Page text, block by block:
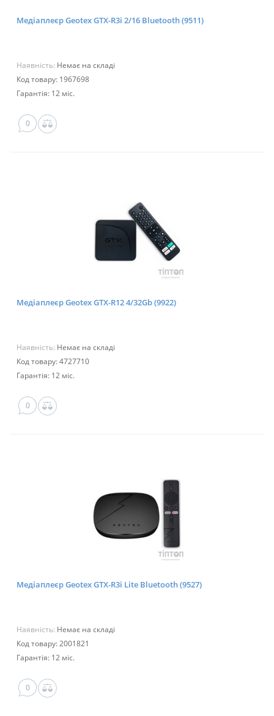
Медіаплеєр Geotex GTX-R3i 2/16 Bluetooth (9511)
Наявність: Немає на складі
Код товару: 1967698
Гарантія: 12 міс.
0
Медіаплеєр Geotex GTX-R12 4/32Gb (9922)
Наявність: Немає на складі
Код товару: 4727710
Гарантія: 12 міс.
0
Медіаплеєр Geotex GTX-R3i Lite Bluetooth (9527)
Наявність: Немає на складі
Код товару: 2001821
Гарантія: 12 міс.
0